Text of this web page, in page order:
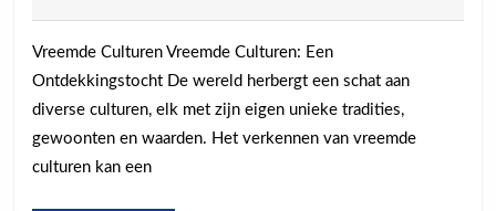
het
ontdekken
van
vreemde
culturen
Vreemde Culturen Vreemde Culturen: Een
Ontdekkingstocht De wereld herbergt een schat aan
diverse culturen, elk met zijn eigen unieke tradities,
gewoonten en waarden. Het verkennen van vreemde
culturen kan een